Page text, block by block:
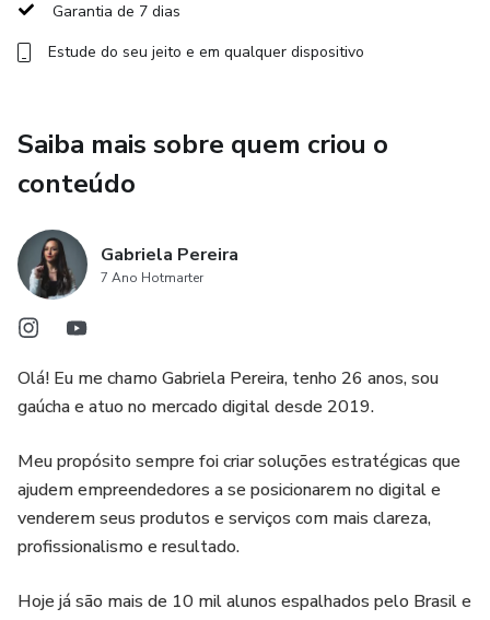
Garantia de 7 dias
Estude do seu jeito e em qualquer dispositivo
Saiba mais sobre quem criou o
conteúdo
Gabriela Pereira
7 Ano Hotmarter
Olá! Eu me chamo Gabriela Pereira, tenho 26 anos, sou
gaúcha e atuo no mercado digital desde 2019.
Meu propósito sempre foi criar soluções estratégicas que
ajudem empreendedores a se posicionarem no digital e
venderem seus produtos e serviços com mais clareza,
profissionalismo e resultado.
Hoje já são mais de 10 mil alunos espalhados pelo Brasil e